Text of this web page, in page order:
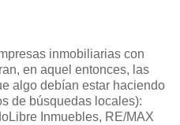
inmobiliarias con
en aquel entonces, las
algo debían estar haciendo
de búsquedas locales):
Inmuebles, RE/MAX